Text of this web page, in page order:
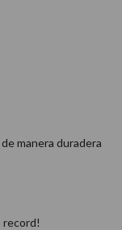
manera duradera
record!